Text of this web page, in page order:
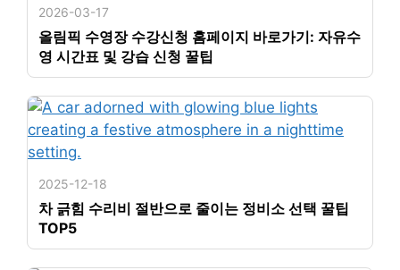
2026-03-17
올림픽 수영장 수강신청 홈페이지 바로가기: 자유수
영 시간표 및 강습 신청 꿀팁
2025-12-18
차 긁힘 수리비 절반으로 줄이는 정비소 선택 꿀팁
TOP5